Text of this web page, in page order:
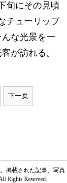
旬にその見頃
チューリップ
な光景を一
が訪れる。
下一页
掲載された記事、写真
Reserved.